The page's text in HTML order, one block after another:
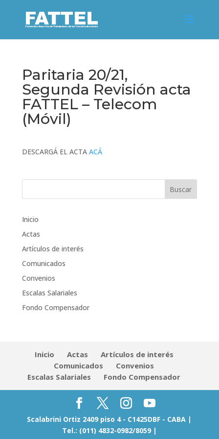
Paritaria 20/21,
Segunda Revisión acta
FATTEL – Telecom
(Móvil)
DESCARGÁ EL ACTA ACÁ
Inicio
Actas
Artículos de interés
Comunicados
Convenios
Escalas Salariales
Fondo Compensador
Inicio Actas
Artículos de interés
Comunicados
Convenios
Escalas Salariales
Fondo Compensador
Scalabrini Ortiz 2409 piso 4 - C1425DBF - CABA |
Tel.: (011) 4832-0982/8059 |